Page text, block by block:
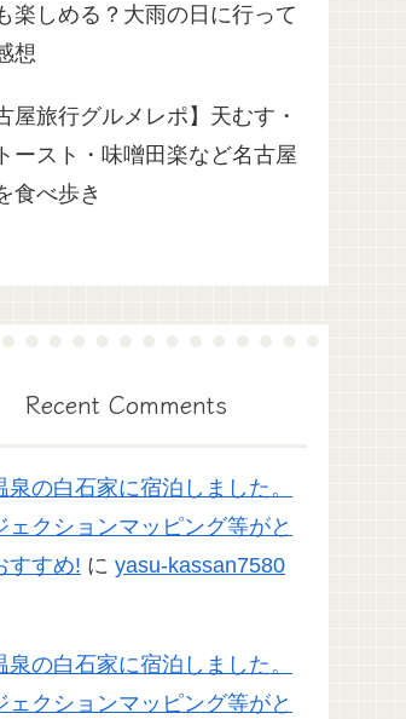
楽しめる？大雨の日に行って
想
屋旅行グルメレポ】天むす・
ースト・味噌田楽など名古屋
食べ歩き
Recent Comments
泉の白石家に宿泊しました。
ェクションマッピング等がと
すすめ! に yasu-kassan7580
泉の白石家に宿泊しました。
ェクションマッピング等がと